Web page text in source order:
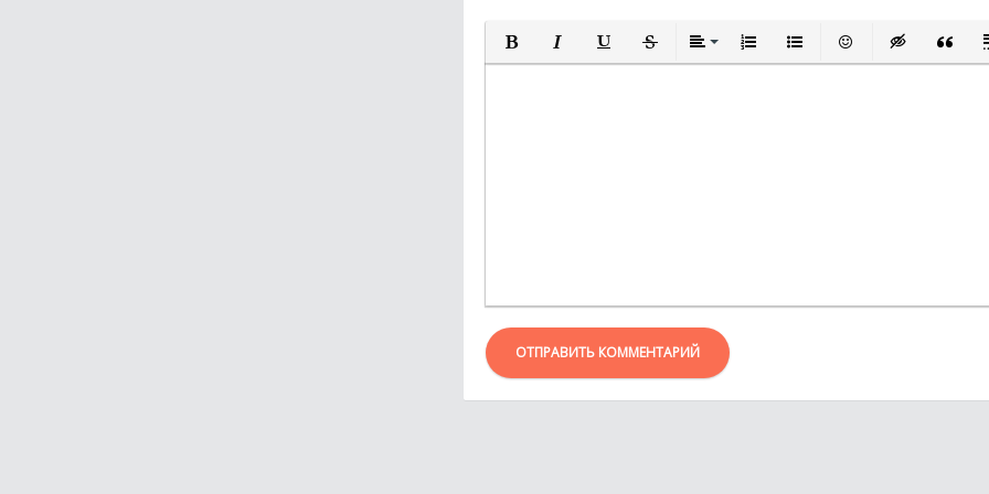
ПОЛУЖИРНЫЙ
КУРСИВПОДЧЕРКНУТЫЙ
ЗАЧЕРКНУТЫЙВЫРАВНИВАНИЕ
НУМЕРОВАННЫЙ СПИСОК
МАРКИРОВАННЫЙ
ВСТАВИТЬВСТАВКА
ОТПРАВИТЬ КОММЕНТАРИЙ